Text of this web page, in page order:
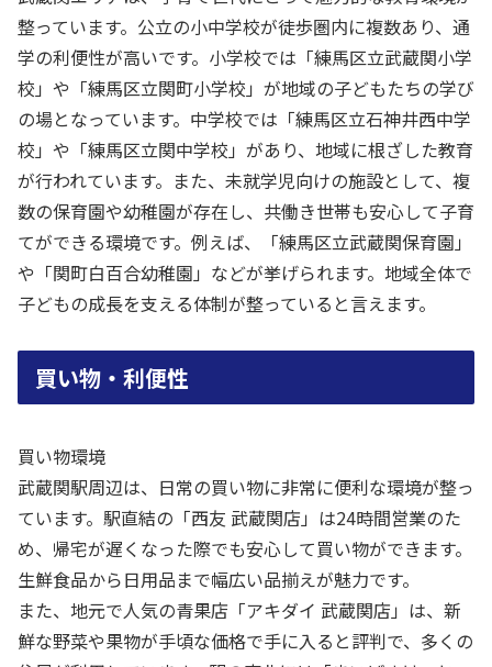
整っています。公立の小中学校が徒歩圏内に複数あり、通
学の利便性が高いです。小学校では「練馬区立武蔵関小学
校」や「練馬区立関町小学校」が地域の子どもたちの学び
の場となっています。中学校では「練馬区立石神井西中学
校」や「練馬区立関中学校」があり、地域に根ざした教育
が行われています。また、未就学児向けの施設として、複
数の保育園や幼稚園が存在し、共働き世帯も安心して子育
てができる環境です。例えば、「練馬区立武蔵関保育園」
や「関町白百合幼稚園」などが挙げられます。地域全体で
子どもの成長を支える体制が整っていると言えます。
買い物・利便性
買い物環境
武蔵関駅周辺は、日常の買い物に非常に便利な環境が整っ
ています。駅直結の「西友 武蔵関店」は24時間営業のた
め、帰宅が遅くなった際でも安心して買い物ができます。
生鮮食品から日用品まで幅広い品揃えが魅力です。
また、地元で人気の青果店「アキダイ 武蔵関店」は、新
鮮な野菜や果物が手頃な価格で手に入ると評判で、多くの